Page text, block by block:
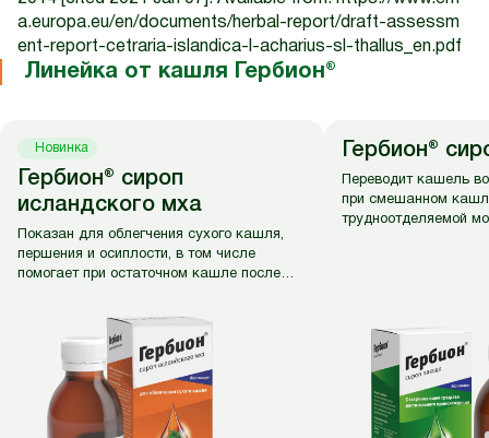
a.europa.eu/en/documents/herbal-report/draft-assessm
ent-report-cetraria-islandica-l-acharius-sl-thallus_en.pdf
Линейка от кашля Гербион®
Новинка
Гербион® сироп
исландского мха
Показан для облегчения сухого кашля,
першения и осиплости, в том числе
помогает при остаточном кашле после
Гербион®
Переводит кашель
при смешанном
трудноотделяемой